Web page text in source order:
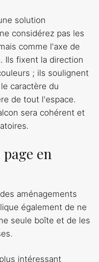
solution
considérez pas les
comme l'axe de
Ils fixent la direction
; ils soulignent
caractère du
de tout l'espace.
sera cohérent et
en
aménagements
également de ne
seule boîte et de les
intéressant